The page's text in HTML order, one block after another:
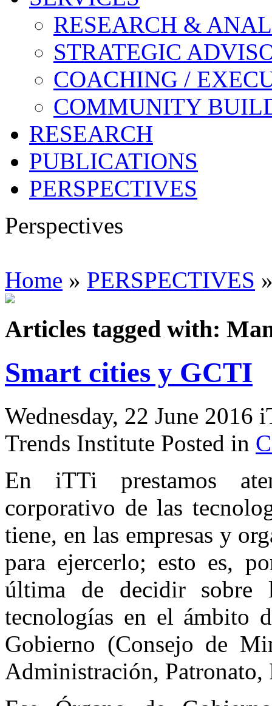
RESEARCH &
STRATEGIC
COACHING /
COMMUNITY
RESEARCH
PUBLICATIONS
PERSPECTIVES
Perspectives
Home » PERSPECTIVES
Articles tagged with:
Smart cities y GCTI
Wednesday, 22 June
Trends Institute Posted in
En iTTi prestamos
corporativo de las
tiene, en las empresas y
para ejercerlo; esto es,
última de decidir sobre
tecnologías en el ámbito
Gobierno (Consejo de
Administración,